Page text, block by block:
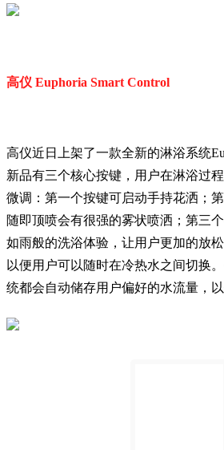
高仪 Euphoria Smart Control
高仪近日上架了一款全新的淋浴系统
新品有三个核心按键，用户在淋浴过
微调：第一个按键可启动手持花洒；
随即顶喷会有很强的雾状喷洒；第三
如雨般的洗浴体验，让用户更加的放
以便用户可以随时在冷热水之间切换
统都会自动储存用户偏好的水流量，以